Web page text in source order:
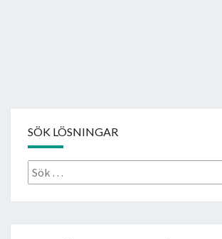
SÖK LÖSNINGAR
Sök
efter: